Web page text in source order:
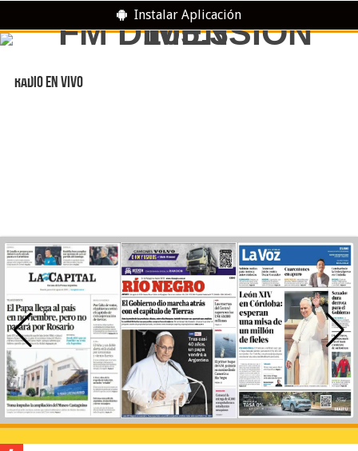
Instalar Aplicación
RADIO EN VIVO